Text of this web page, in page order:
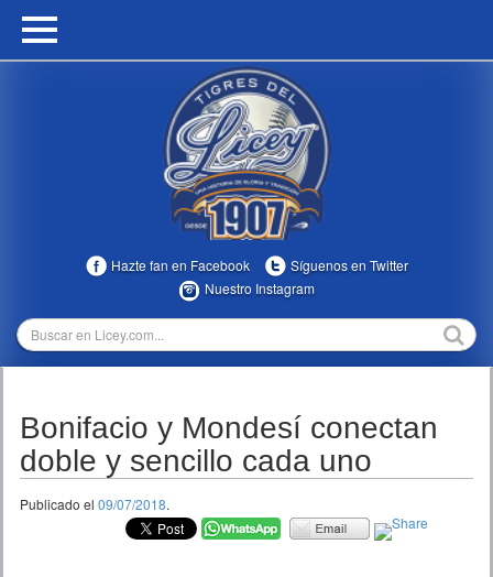
HOME
MULTIMEDIA
TEMPORADAS
Hazte fan en Facebook
Síguenos en Twitter
Nuestro Instagram
Bonifacio y Mondesí conectan
doble y sencillo cada uno
Publicado el 09/07/2018.